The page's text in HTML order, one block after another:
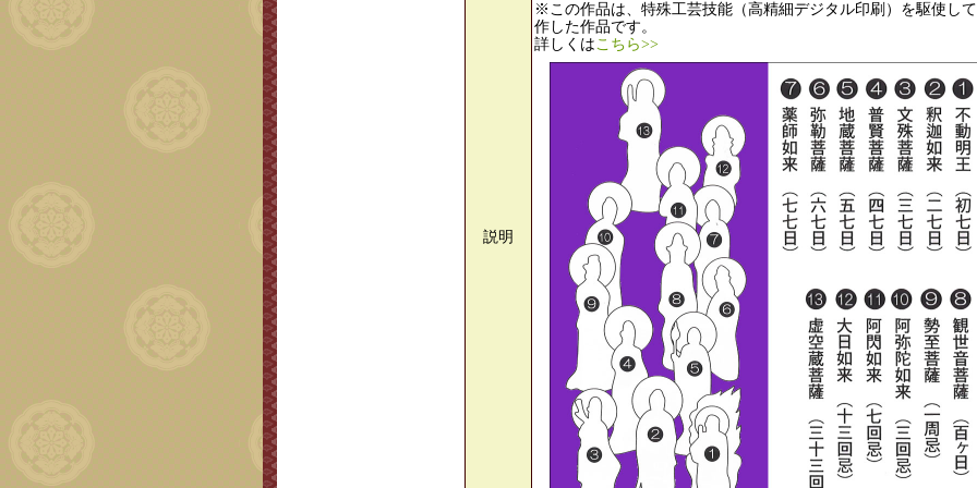
説明
※この作品は、特殊工芸技能（高精細デジタル印刷）を駆使し
作した作品です。
詳しくはこちら>>